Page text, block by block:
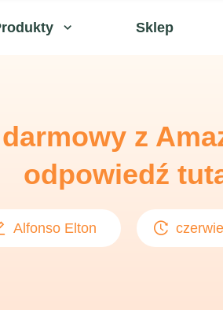
Sklep
z
odpowiedź
Alfonso Elton